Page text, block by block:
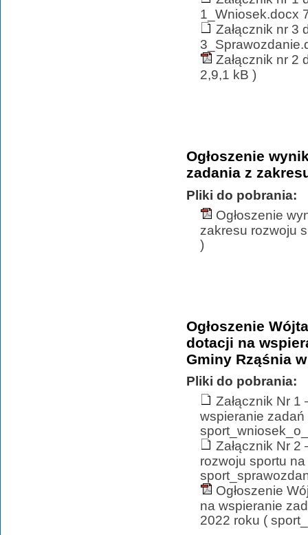
1_Wniosek.docx
Załącznik nr 3
Załącznik nr 2
2,9,1 kB )
Ogłoszenie
zadania z
Pliki do pobrania:
Ogłoszenie
zakresu rozwoju
)
Ogłoszenie
dotacji na
Gminy Rząśnia
Pliki do pobrania:
Załącznik Nr
wspieranie
Załącznik Nr
rozwoju sportu
Ogłoszenie
na wspieranie
2022 roku (